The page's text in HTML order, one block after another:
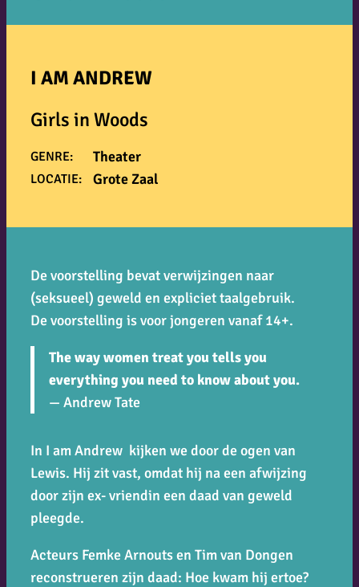
De voorstelling bevat verwijzingen naar
(seksueel) geweld en expliciet taalgebruik.
De voorstelling is voor jongeren vanaf 14+.
The way women treat you tells you
everything you need to know about you.
— Andrew Tate
In I am Andrew kijken we door de ogen van
Lewis. Hij zit vast, omdat hij na een afwijzing
door zijn ex- vriendin een daad van geweld
pleegde.
Acteurs Femke Arnouts en Tim van Dongen
reconstrueren zijn daad: Hoe kwam hij ertoe?
I AM ANDREW
Girls in Woods
GENRE: Theater
LOCATIE: Grote Zaal